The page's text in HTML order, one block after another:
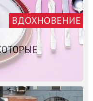
ВДОХНОВЕНИЕ